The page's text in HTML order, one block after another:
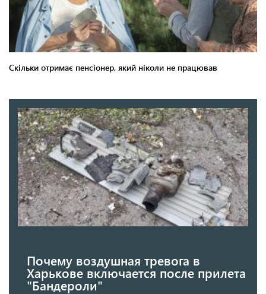
Почему воздушная тревога в
Харькове включается после прилета
"Бандероли"